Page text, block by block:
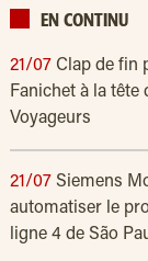
EN CONTINU
21/07 Clap de fin
Fanichet à la tête
Voyageurs
21/07 Siemens
automatiser le
ligne 4 de São